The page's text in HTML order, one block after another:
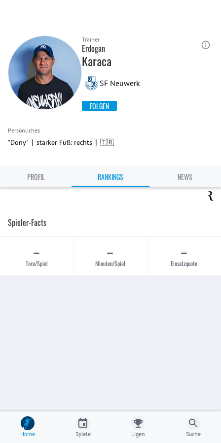
Trainer
Erdogan
Karaca
SF Neuwerk
FOLGEN
Persönliches
"Dony" | starker Fuß: rechts | 🇹🇷
PROFIL RANKINGS NEWS
Spieler-Facts
–
Tore/Spiel
–
Minuten/Spiel
–
Einsatzquote
Home Spiele Ligen Suche